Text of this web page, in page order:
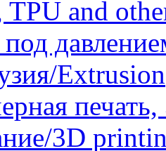
and
Extrusion
3D